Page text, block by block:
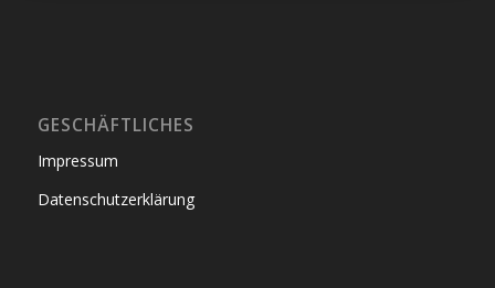
GESCHÄFTLICHES
Impressum
Datenschutzerklärung